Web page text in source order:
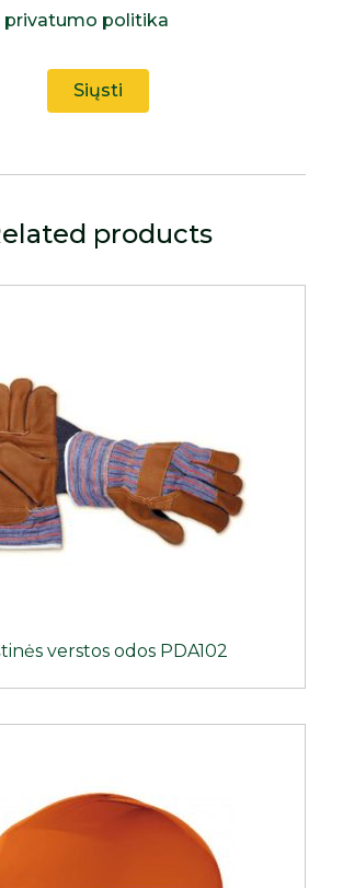
privatumo politika
products
verstos odos PDA102